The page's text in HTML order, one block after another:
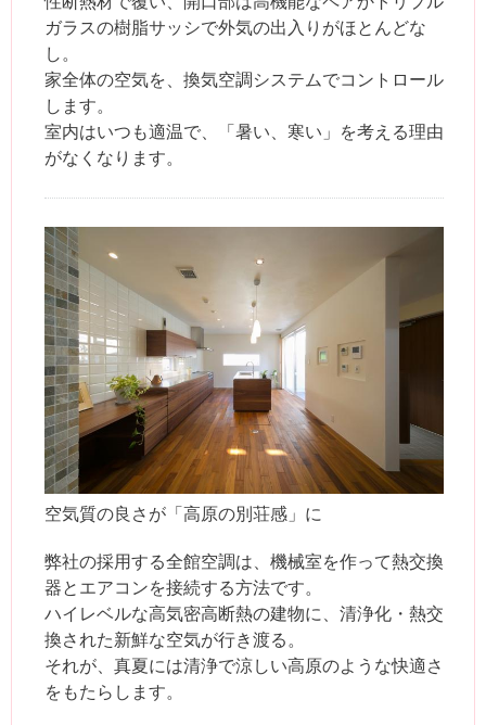
ガラスの樹脂サッシで外気の出入りがほとんどな
し。
家全体の空気を、換気空調システムでコントロール
します。
室内はいつも適温で、「暑い、寒い」を考える理由
がなくなります。
空気質の良さが「高原の別荘感」に
弊社の採用する全館空調は、機械室を作って熱交換
器とエアコンを接続する方法です。
ハイレベルな高気密高断熱の建物に、清浄化・熱交
換された新鮮な空気が行き渡る。
それが、真夏には清浄で涼しい高原のような快適さ
をもたらします。